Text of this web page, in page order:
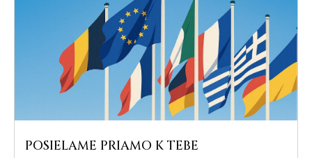
POSIELAME PRIAMO K TEBE